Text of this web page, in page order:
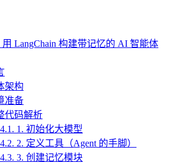
LangChain 构建带记忆的 AI 智能体
架构
准备
代码解析
1. 初始化大模型
2. 定义工具（Agent 的手脚）
3. 创建记忆模块